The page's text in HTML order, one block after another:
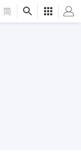
简